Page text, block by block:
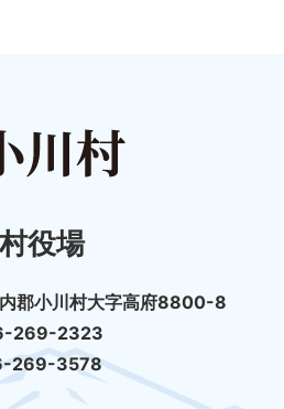
役場
郡小川村大字高府8800-8
269-2323
269-3578